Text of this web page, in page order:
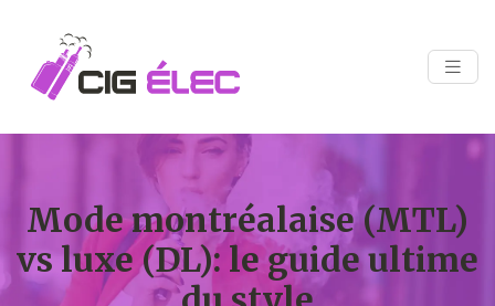
Mode montréalaise (MTL)
vs luxe (DL): le guide ultime